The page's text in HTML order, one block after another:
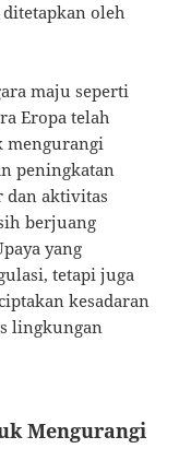
oleh
maju seperti
Eropa telah
mengurangi
peningkatan
dan aktivitas
berjuang
yang
tetapi juga
kesadaran
lingkungan
Mengurangi